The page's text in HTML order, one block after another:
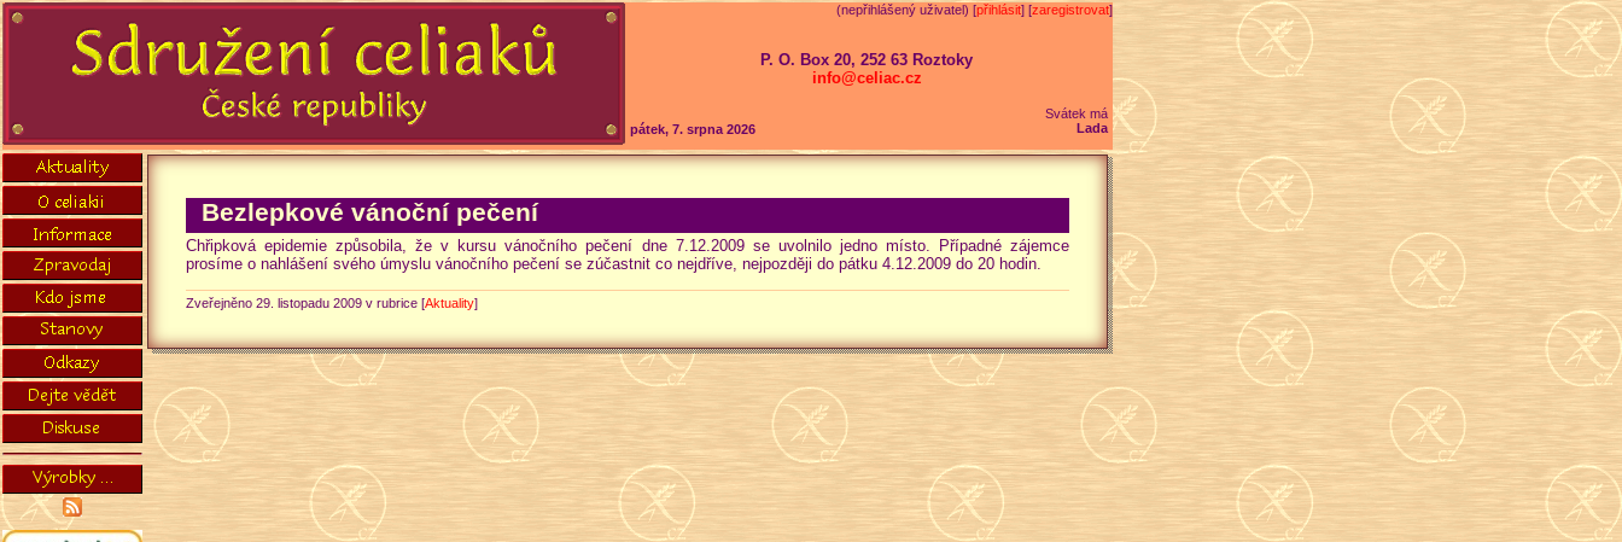
(nepřihlášený uživatel) [přihlásit] [zaregistrovat]
pátek, 7. srpna 2026
Svátek má
Lada
P. O. Box 20, 252 63 Roztoky
info@celiac.cz
Bezlepkové vánoční pečení
Chřipková epidemie způsobila, že v kursu vánočního pečení dne 7.12.2009 se uvolnilo jedno místo. Případné zájemce
prosíme o nahlášení svého úmyslu vánočního pečení se zúčastnit co nejdříve, nejpozději do pátku 4.12.2009 do 20 hodin.
Zveřejněno 29. listopadu 2009 v rubrice [Aktuality]